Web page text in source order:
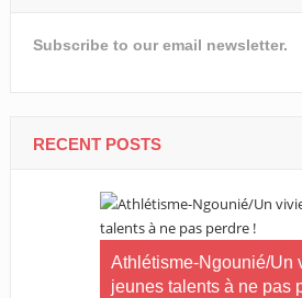
Subscribe to our email newsletter.
RECENT POSTS
Athlétisme-Ngounié/Un
jeunes talents à ne pas